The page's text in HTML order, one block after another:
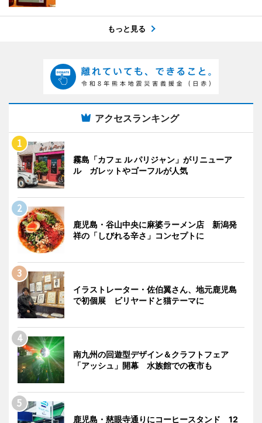
もっと見る
アクセスランキング
霧島「カフェ ル パリジャン」がリニューア
ル ガレットやゴーフルが人気
鹿児島・谷山中央に麻婆ラーメン店 新潟発
祥の「しびれる辛さ」コンセプトに
イラストレーター・佐伯翼さん、地元鹿児島
で初個展 ビリヤードと猫テーマに
南九州の回遊型デザイン＆クラフトフェア
「アッシュ」開幕 水族館での夜市も
鹿児島・慈眼寺通りにコーヒースタンド 12